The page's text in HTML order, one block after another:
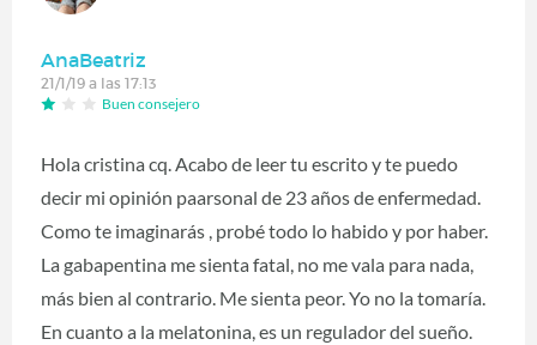
AnaBeatriz
21/1/19 a las 17:13
Buen consejero
Hola cristina cq. Acabo de leer tu escrito y te puedo
decir mi opinión paarsonal de 23 años de enfermedad.
Como te imaginarás , probé todo lo habido y por haber.
La gabapentina me sienta fatal, no me vala para nada,
más bien al contrario. Me sienta peor. Yo no la tomaría.
En cuanto a la melatonina, es un regulador del sueño.